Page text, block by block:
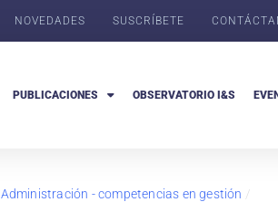
NOVEDADES SUSCRÍBETE
PUBLICACIONES OBSERVATORIO I&S
Administración - competencias en gestión /